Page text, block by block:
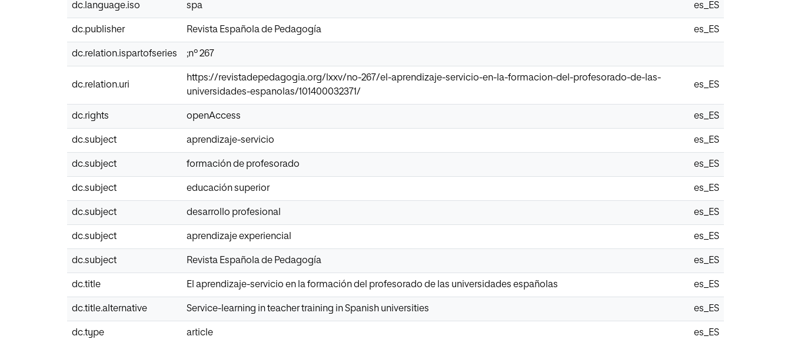
dc.language.iso spa es_ES
dc.publisher Revista Española de Pedagogía es_ES
dc.relation.ispartofseries ;nº 267
dc.relation.uri
https://revistadepedagogia.org/lxxv/no-267/el-aprendizaje-servicio-en-la-formacion-del-profesorado-de-las-
universidades-espanolas/101400032371/
es_ES
dc.rights openAccess es_ES
dc.subject aprendizaje-servicio es_ES
dc.subject formación de profesorado es_ES
dc.subject educación superior es_ES
dc.subject desarrollo profesional es_ES
dc.subject aprendizaje experiencial es_ES
dc.subject Revista Española de Pedagogía es_ES
dc.title El aprendizaje-servicio en la formación del profesorado de las universidades españolas es_ES
dc.title.alternative Service-learning in teacher training in Spanish universities es_ES
dc.type article es_ES